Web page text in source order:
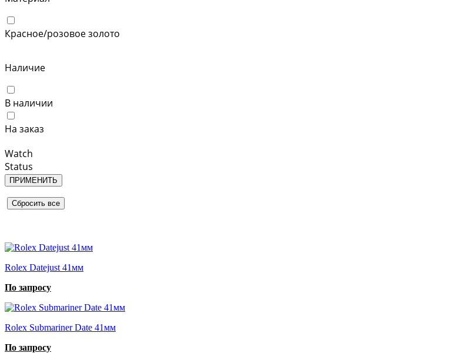
Красное/розовое золото
Наличие
В наличии
На заказ
Watch
Status
Rolex Datejust 41мм
По запросу
Rolex Submariner Date 41мм
По запросу